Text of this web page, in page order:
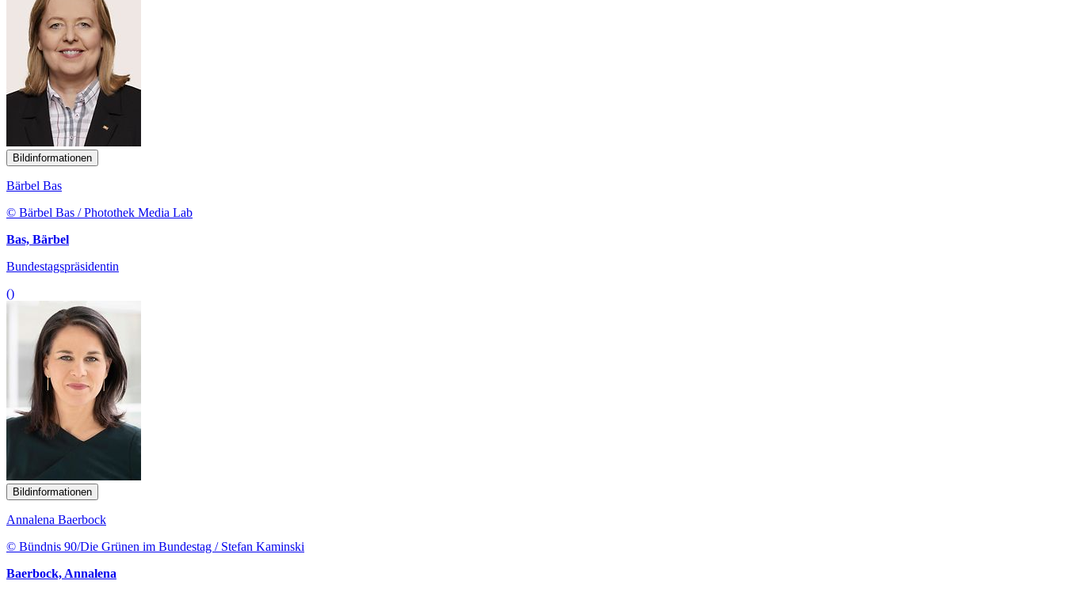
Bildinformationen
Bärbel Bas
© Bärbel Bas / Photothek Media Lab
Bas, Bärbel
Bundestagspräsidentin
()
Bildinformationen
Annalena Baerbock
© Bündnis 90/Die Grünen im Bundestag / Stefan Kaminski
Baerbock, Annalena